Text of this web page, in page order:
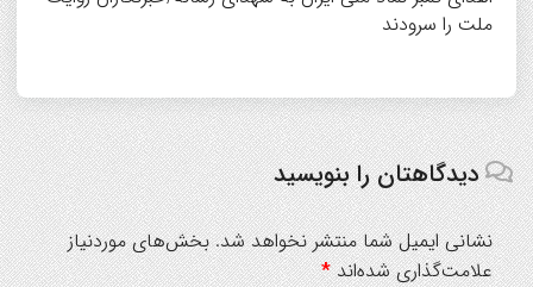
ملت را سرودند
دیدگاهتان را بنویسید
نشانی ایمیل شما منتشر نخواهد شد. بخش‌های موردنیاز
علامت‌گذاری شده‌اند*